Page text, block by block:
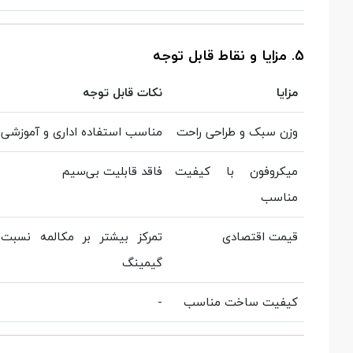
5. مزایا و نقاط قابل توجه
مزایا
نکات قابل توجه
وزن سبک و طراحی راحت
مناسب استفاده اداری و آموزشی
میکروفون با کیفیت
مناسب
فاقد قابلیت بی‌سیم
قیمت اقتصادی
تمرکز بیشتر بر مکالمه
گیمینگ
کیفیت ساخت مناسب
-